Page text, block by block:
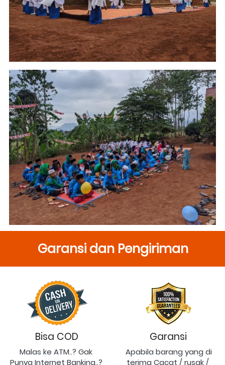
Garansi dan Pengiriman
Bisa COD
Malas ke ATM..? Gak
Punya Internet Banking..?
Garansi
Apabila barang yang di
terima Cacat / rusak /